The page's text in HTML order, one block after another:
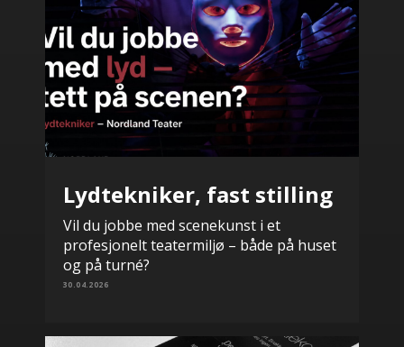
Lydtekniker, fast stilling
Vil du jobbe med scenekunst i et
profesjonelt teatermiljø – både på huset
og på turné?
30.04.2026